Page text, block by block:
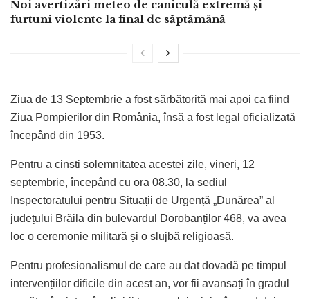
Noi avertizări meteo de caniculă extremă și
furtuni violente la final de săptămână
Ziua de 13 Septembrie a fost sărbătorită mai apoi ca fiind
Ziua Pompierilor din România, însă a fost legal oficializată
începând din 1953.
Pentru a cinsti solemnitatea acestei zile, vineri, 12
septembrie, începând cu ora 08.30, la sediul
Inspectoratului pentru Situații de Urgență „Dunărea” al
județului Brăila din bulevardul Dorobanților 468, va avea
loc o ceremonie militară și o slujbă religioasă.
Pentru profesionalismul de care au dat dovadă pe timpul
intervențiilor dificile din acest an, vor fii avansați în gradul